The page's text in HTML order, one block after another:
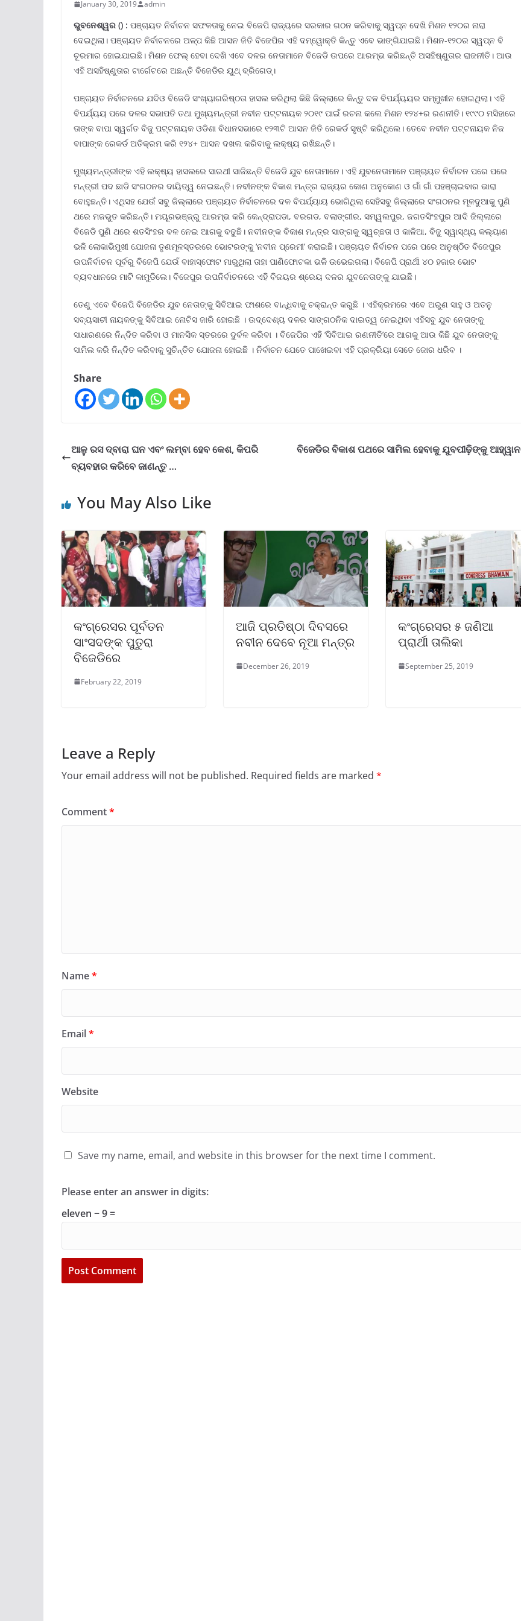
January 30, 2019 admin
ଭୁବନେଶ୍ୱର () : ପଞ୍ଚାୟତ ନିର୍ବାଚନ ସଫଳତାକୁ ନେଇ ବିଜେପି ରାଜ୍ୟରେ ସରକାର ଗଠନ କରିବାକୁ ସ୍ୱପ୍ନ ଦେଖି ମିଶନ ୧୨୦ର ନାରା
ଦେଇଥିଲା। ପଞ୍ଚାୟତ ନିର୍ବାଚନରେ ଅଳ୍ପ କିଛି ଆସନ ଜିତି ବିଜେପିର ଏହି ଦମ୍ୱୋକ୍ତି କିନ୍ତୁ ଏବେ ଭାଙ୍ଗିଯାଇଛି। ମିଶନ-୧୨୦ର ସ୍ୱପ୍ନ ବି
ଚୂରମାର ହୋଇଯାଇଛି। ମିଶନ ଫେଲ‌୍‍ ହେବା ଦେଖି ଏବେ ଦଳର ନେତାମାନେ ବିଜେଡି ଉପରେ ଆରମ୍ଭ କରିଛନ୍ତି ଅସହିଷ୍ଣୁତାର ରାଜନୀତି। ଆଉ
ଏହି ଅସହିଷ୍ଣୁତାର ଟାର୍ଗେଟରେ ଅଛନ୍ତି ବିଜେଡିର ୟୁଥ‌୍‍ ବ୍ରିଗେଡ‌୍‍।
ପଞ୍ଚାୟତ ନିର୍ବାଚନରେ ଯଦିଓ ବିଜେଡି ସଂଖ୍ୟାଗରିଷ୍ଠତା ହାସଲ କରିଥିଲା କିଛି ଜିଲ୍ଲାରେ କିନ୍ତୁ ଦଳ ବିପର୍ଯ୍ୟୟର ସମ୍ମୁଖୀନ ହୋଇଥିଲା। ଏହି
ବିପର୍ଯ୍ୟୟ ପରେ ଦଳର ସଭାପତି ତଥା ମୁଖ୍ୟମନ୍ତ୍ରୀ ନବୀନ ପଟ୍ଟନାୟକ ୨୦୧୯ ପାଇଁ ରଚନା କଲେ ମିଶନ ୧୨୪+ର ରଣନୀତି। ୧୯୯୦ ମସିହାରେ
ତାଙ୍କ ବାପା ସ୍ୱର୍ଗତ ବିଜୁ ପଟ୍ଟନାୟକ ଓଡିଶା ବିଧାନସଭାରେ ୧୨୩ଟି ଆସନ ଜିତି ରେକର୍ଡ ସୃଷ୍ଟି କରିଥିଲେ। ତେବେ ନବୀନ ପଟ୍ଟନାୟକ ନିଜ
ବାପାଙ୍କ ରେକର୍ଡ ଅତିକ୍ରମ କରି ୧୨୪+ ଆସନ ଦଖଲ କରିବାକୁ ଲକ୍ଷ୍ୟ ରଖିଛନ୍ତି।
ମୁଖ୍ୟମନ୍ତ୍ରୀଙ୍କ ଏହି ଲକ୍ଷ୍ୟ ହାସଲରେ ସାରଥୀ ସାଜିଛନ୍ତି ବିଜେଡି ଯୁବ ନେତାମାନେ। ଏହି ଯୁବନେତାମାନେ ପଞ୍ଚାୟତ ନିର୍ବାଚନ ପରେ ପରେ
ମନ୍ତ୍ରୀ ପଦ ଛାଡି ସଂଗଠନର ଦାୟିତ୍ୱ ନେଇଛନ୍ତି। ନବୀନଙ୍କ ବିକାଶ ମନ୍ତ୍ର ରାଜ୍ୟର କୋଣ ଅନୁକୋଣ ଓ ଗାଁ ଗାଁ ପହଞ୍ଚାଇବାର ଭାରା
ବୋହୁଛନ୍ତି। ଏଥିସହ ଯେଉଁ ସବୁ ଜିଲ୍ଲାରେ ପଞ୍ଚାୟତ ନିର୍ବାଚନରେ ଦଳ ବିପର୍ଯ୍ୟାୟ ଭୋଗିଥିଲା ସେହିସବୁ ଜିଲ୍ଲାରେ ସଂଗଠନର ମୂଳଦୁଆକୁ ପୁଣି
ଥରେ ମଜଭୁତ କରିଛନ୍ତି। ମୟୂରଭଞ୍ଜ‌୍‍ରୁ ଆରମ୍ଭ କରି କେନ୍ଦ୍ରାପଡା, ବରଗଡ, ବଲାଙ୍ଗୀର, ସମ୍ୱଲପୁର, ଜଗତସିଂହପୁର ଆଦି ଜିଲ୍ଲାରେ
ବିଜେଡି ପୁଣି ଥରେ ଶତସିଂହର ବଳ ନେଇ ଆଗକୁ ବଢୁଛି। ନବୀନଙ୍କ ବିକାଶ ମନ୍ତ୍ର ସାଙ୍ଗକୁ ସ୍ୱଚ୍ଛତା ଓ କାଳିଆ, ବିଜୁ ସ୍ୱାସ୍ଥ୍ୟ କଲ୍ୟାଣ
ଭଳି ଲୋକାଭିମୁଖୀ ଯୋଜନା ତୃଣମୂଳସ୍ତରରେ ଭୋଟରଙ୍କୁ ‘ନବୀନ ପ୍ରେମୀ’ କରାଇଛି। ପଞ୍ଚାୟତ ନିର୍ବାଚନ ପରେ ପରେ ଅନୁଷ୍ଠିତ ବିଜେପୁର
ଉପନିର୍ବାଚନ ପୂର୍ବରୁ ବିଜେପି ଯେଉଁ ବାହାସ୍ଫୋଟ ମାରୁଥିଲା ତାହା ପାଣିଫୋଟକା ଭଳି ଉଭେଇଗଲା। ବିଜେପି ପ୍ରାର୍ଥୀ ୪୦ ହଜାର ଭୋଟ
ବ୍ୟବଧାନରେ ମାଟି କାମୁଡିଲେ। ବିଜେପୁର ଉପନିର୍ବାଚନରେ ଏହି ବିଜୟର ଶ୍ରେୟ ଦଳର ଯୁବନେତାଙ୍କୁ ଯାଇଛି।
ତେଣୁ ଏବେ ବିଜେପି ବିଜେଡିର ଯୁବ ନେତାଙ୍କୁ ସିବିଆଇ ଫାଶରେ ବାନ୍ଧିବାକୁ ଚକ୍ରାନ୍ତ କରୁଛି । ଏହିକ୍ରମରେ ଏବେ ଅରୁଣ ସାହୁ ଓ ଅତନୁ
ସବ୍ୟସାଚୀ ନାୟକଙ୍କୁ ସିବିଆଇ ନୋଟିସ ଜାରି ହୋଇଛି । ଉଦ୍ଦେଶ୍ୟ ଦଳର ସାଙ୍ଗଠନିକ ଦାଇତ୍ୱ ନେଇଥିବା ଏହିସବୁ ଯୁବ ନେତାଙ୍କୁ
ସାଧାରଣରେ ନିନ୍ଦିତ କରିବା ଓ ମାନସିକ ସ୍ତରରେ ଦୁର୍ବଳ କରିବା । ବିଜେପିର ଏହି ‘ସିବିଆଇ ରଣନୀତି’ରେ ଆଗକୁ ଆଉ କିଛି ଯୁବ ନେତାଙ୍କୁ
ସାମିଲ କରି ନିନ୍ଦିତ କରିବାକୁ ସୁଚିନ୍ତିତ ଯୋଜନା ହୋଇଛି । ନିର୍ବାଚନ ଯେତେ ପାଖେଇବା ଏହି ପ୍ରକ୍ରିୟା ସେତେ ଜୋର ଧରିବ ।
Share
ଆଳୁ ରସ ଦ୍ବାରା ଘନ ଏବଂ ଲମ୍ବା ହେବ କେଶ, କିପରି
ବ୍ୟବହାର କରିବେ ଜାଣନ୍ତୁ …
ବିଜେଡିର ବିକାଶ ପଥରେ ସାମିଲ ହେବାକୁ ଯୁବପୀଢ଼ିଙ୍କୁ ଆହ୍ୱାନ
You May Also Like
କଂଗ୍ରେସର ପୂର୍ବତନ
ସାଂସଦଙ୍କ ପୁତୁରା
ବିଜେଡିରେ
February 22, 2019
ଆଜି ପ୍ରତିଷ୍ଠା ଦିବସରେ
ନବୀନ ଦେବେ ନୂଆ ମନ୍ତ୍ର
December 26, 2019
କଂଗ୍ରେସର ୫ ଜଣିଆ
ପ୍ରାର୍ଥୀ ତାଲିକା
September 25, 2019
Leave a Reply
Your email address will not be published. Required fields are marked *
Comment*
Name*
Email*
Website
Save my name, email, and website in this browser for the next time I comment.
Please enter an answer in digits:
eleven − 9 =